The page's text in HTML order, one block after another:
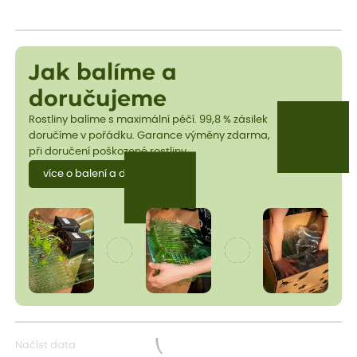
Jak balíme a
doručujeme
Rostliny balíme s maximální péčí. 99,8 % zásilek
doručíme v pořádku. Garance výměny zdarma,
při doručení poškozené rostliny.
více o balení a dopravě
Načíst data